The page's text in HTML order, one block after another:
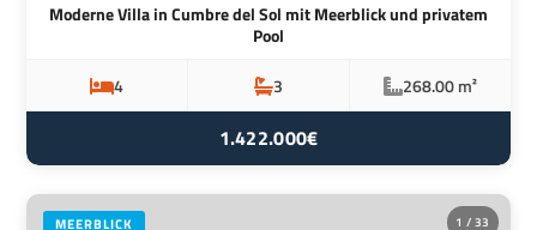
Moderne Villa in Cumbre del Sol mit Meerblick und privatem
Pool
4
3 268.00 m²
1.422.000€
1 / 33
MEERBLICK